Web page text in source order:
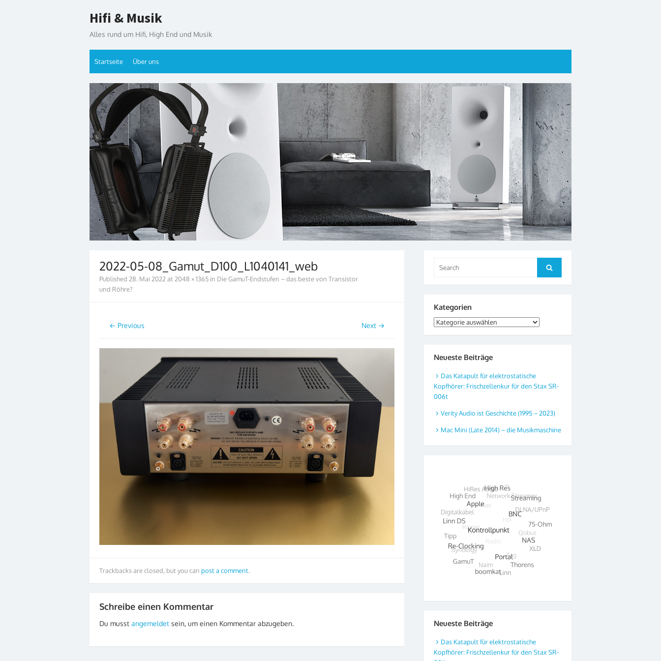
to
Hifi & Musik
Alles rund um Hifi, High End und Musik
Startseite Über uns
2022-05-08_Gamut_D100_L1040141_web
Published 28. Mai 2022at 2048 × 1365 in Die GamuT-Endstufen – das beste von Transistor
und Röhre?
← Previous Next →
Trackbacks are closed, but you can post a comment.
Schreibe einen Kommentar
Du musst angemeldet sein, um einen Kommentar abzugeben.
for:
Search
Kategorien
Kategorien
Neueste Beiträge
Das Katapult für elektrostatische
Kopfhörer: Frischzellenkur für den Stax SR-
006t
Verity Audio ist Geschichte (1995 – 2023)
Mac Mini (Late 2014) – die Musikmaschine
Neueste Beiträge
Das Katapult für elektrostatische
Kopfhörer: Frischzellenkur für den Stax SR-